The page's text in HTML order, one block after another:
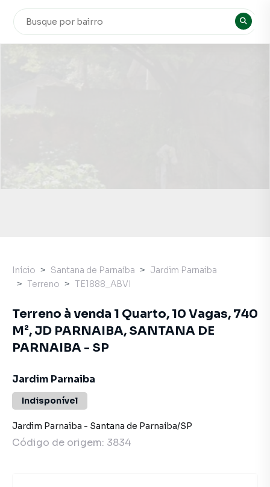
Início Santana de Parnaíba
Jardim Parnaiba
Terreno
TE1888_ABVI
Terreno à venda 1 Quarto, 10 Vagas, 740
M², JD PARNAIBA, SANTANA DE
PARNAIBA - SP
Jardim Parnaiba
Indisponível
Jardim Parnaiba - Santana de Parnaíba/SP
Código de origem: 3834